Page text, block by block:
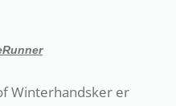
Winterhandsker er